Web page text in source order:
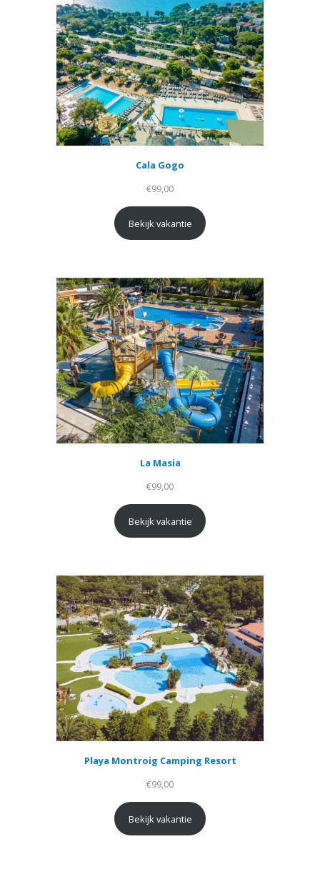
Cala Gogo
€99,00
Bekijk vakantie
La Masia
€99,00
Bekijk vakantie
Playa Montroig Camping Resort
€99,00
Bekijk vakantie